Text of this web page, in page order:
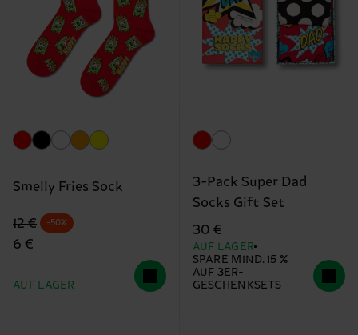
Smelly Fries Sock
Originalpreis
12 €
Reduzierter Preis
6 €
-50%
AUF LAGER
3-Pack Super Dad
Socks Gift Set
30 €
AUF LAGER
SPARE MIND. 15 %
AUF 3ER-
GESCHENKSETS